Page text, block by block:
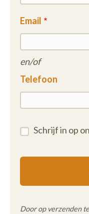
Email
en/of
Telefoon
Schrijf in op
Door op verzenden